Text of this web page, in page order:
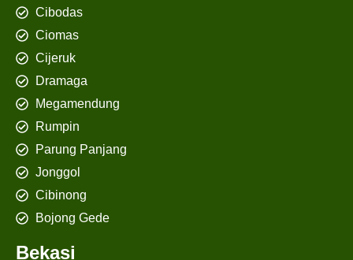
Cibodas
Ciomas
Cijeruk
Dramaga
Megamendung
Rumpin
Parung Panjang
Jonggol
Cibinong
Bojong Gede
Bekasi